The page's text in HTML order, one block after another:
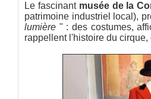
Le fascinant musée de la
patrimoine industriel local),
lumière " : des costumes,
rappellent l'histoire du